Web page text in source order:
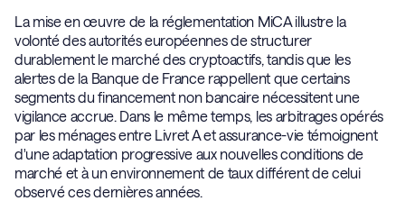
La mise en œuvre de la réglementation MiCA illustre la
volonté des autorités européennes de structurer
durablement le marché des cryptoactifs, tandis que les
alertes de la Banque de France rappellent que certains
segments du financement non bancaire nécessitent une
vigilance accrue. Dans le même temps, les arbitrages opérés
par les ménages entre Livret A et assurance-vie témoignent
d'une adaptation progressive aux nouvelles conditions de
marché et à un environnement de taux différent de celui
observé ces dernières années.